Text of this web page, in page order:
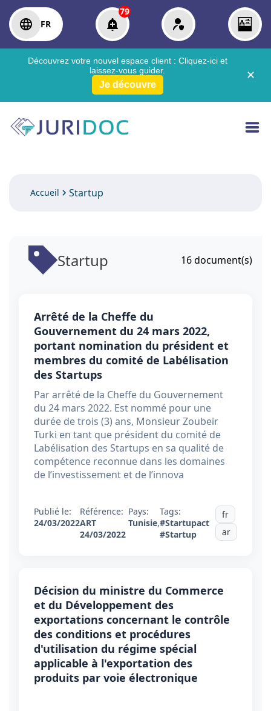
FR
79
Découvrez votre nouvel espace client : Cliquez-ici et
laissez-vous guider.
Je découvre
✕
Accueil Startup
Startup 16document(s)
Arrêté de la Cheffe du
Gouvernement du 24 mars 2022,
portant nomination du président et
membres du comité de Labélisation
des Startups
Par arrêté de la Cheffe du Gouvernement
du 24 mars 2022. Est nommé pour une
durée de trois (3) ans, Monsieur Zoubeir
Turki en tant que président du comité de
Labélisation des Startups en sa qualité de
compétence reconnue dans les domaines
de l’investissement et de l’innova
Publié le:
24/03/2022
Référence:
ART
24/03/2022
Pays:
Tunisie,
Tags:
#Startupact
#Startup
fr
ar
Décision du ministre du Commerce
et du Développement des
exportations concernant le contrôle
des conditions et procédures
d'utilisation du régime spécial
applicable à l'exportation des
produits par voie électronique